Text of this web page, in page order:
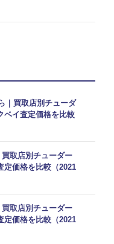
｜買取店別チューダ
ベイ査定価格を比較
取店別チューダー
定価格を比較（2021
取店別チューダー
定価格を比較（2021